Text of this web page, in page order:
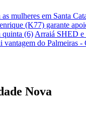
mulheres em Santa
(K77) garante
quinta (6) Arraiá SHED e
do Palmeiras
Nova